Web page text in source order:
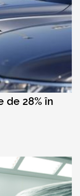
de 28% în